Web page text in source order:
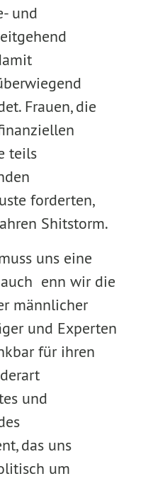
und
Frauen, die
teils
forderten,
Shitstorm.
uns eine
auch enn wir die
männlicher
und Experten
für ihren
und
das uns
um